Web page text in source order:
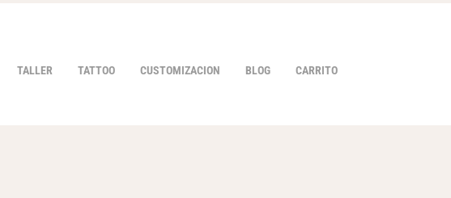
TALLER TATTOO CUSTOMIZACION BLOG CARRITO